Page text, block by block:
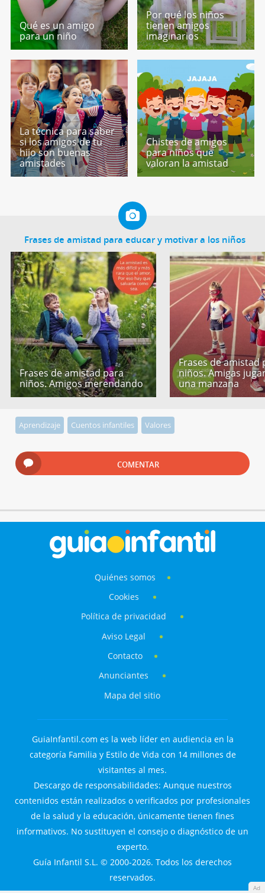
Qué es un amigo
para un niño
Por qué los niños
tienen amigos
imaginarios
La técnica para saber
si los amigos de tu
hijo son buenas
amistades
Chistes de amigos
para niños que
valoran la amistad
Frases de amistad para educar y motivar a los niños
Frases de amistad para
niños. Amigos merendando
Frases de amistad
niños. Amigas
una manzana
Aprendizaje Cuentos infantiles Valores
COMENTAR
Ad
Quiénes somos
Cookies
Política de privacidad
Aviso Legal
Contacto
Anunciantes
Mapa del sitio
GuiaInfantil.com es la web líder en audiencia en la
categoría Familia y Estilo de Vida con 14 millones de
visitantes al mes.
Descargo de responsabilidades: Aunque nuestros
contenidos están realizados o verificados por profesionales
de la salud y la educación, únicamente tienen fines
informativos. No sustituyen el consejo o diagnóstico de un
experto.
Guía Infantil S.L. © 2000-2026. Todos los derechos
reservados.